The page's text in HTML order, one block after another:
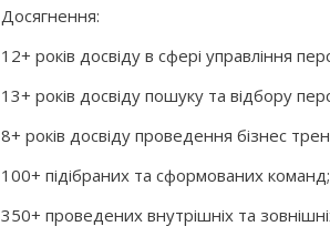
Досягнення:
12+ років досвіду в сфері управління
13+ років досвіду пошуку та відбору
8+ років досвіду проведення бізнес
100+ підібраних та сформованих команд;
350+ проведених внутрішніх та